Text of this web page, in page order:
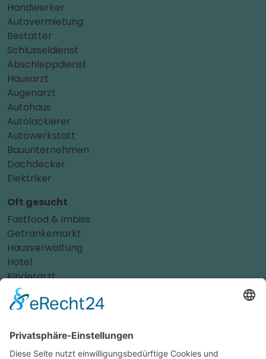
Handwerker
Autovermietung
Bestatter
Schlüsseldienst
Abschleppdienst
Hausarzt
Augenarzt
Autohaus
Autolackierer
Autowerkstatt
Bauunternehmen
Dachdecker
Elektriker
Oft gesucht
Fastfood & Imbiss
Getränkemarkt
Hausverwaltung
Hotel
Kinderarzt
Personalvermittler
Weitere Sportvereine
Zahnarzt
Tennis